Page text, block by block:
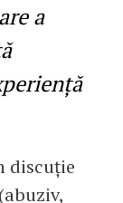
a
discuţie